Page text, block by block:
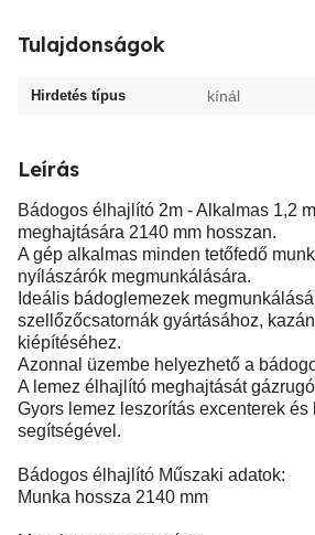
Tulajdonságok
Hirdetés típus kínál
Leírás
Bádogos élhajlító 2m - Alkalmas 1,2
meghajtására 2140 mm hosszan.
A gép alkalmas minden tetőfedő
nyílászárók megmunkálására.
Ideális bádoglemezek
szellőzőcsatornák gyártásához,
kiépítéséhez.
Azonnal üzembe helyezhető a
A lemez élhajlító meghajtását
Gyors lemez leszorítás excenterek és
segítségével.
Bádogos élhajlító Műszaki adatok:
Munka hossza 2140 mm